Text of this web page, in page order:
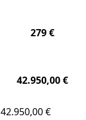
279 €
42.950,00 €
42.950,00 €